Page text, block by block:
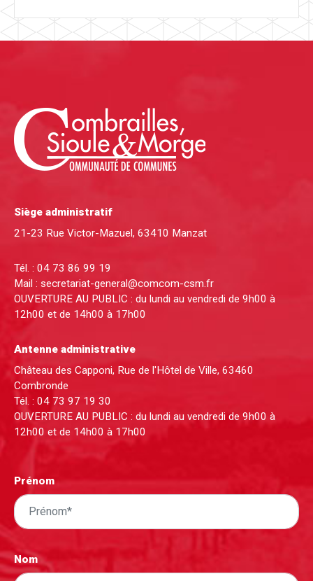
Siège administratif
21-23 Rue Victor-Mazuel, 63410 Manzat
Tél. : 04 73 86 99 19
Mail : secretariat-general@comcom-csm.fr
OUVERTURE AU PUBLIC : du lundi au vendredi de 9h00 à
12h00 et de 14h00 à 17h00
Antenne administrative
Château des Capponi, Rue de l'Hôtel de Ville, 63460
Combronde
Tél. : 04 73 97 19 30
OUVERTURE AU PUBLIC : du lundi au vendredi de 9h00 à
12h00 et de 14h00 à 17h00
Prénom
Nom